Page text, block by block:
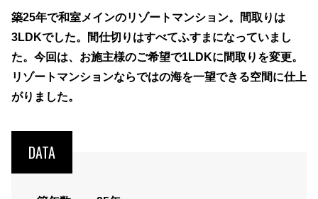
築25年で和室メインのリゾートマンション。間取りは
3LDKでした。間仕切りはすべてふすまになっていまし
た。今回は、お施主様のご希望で1LDKに間取りを変更。
リゾートマンションならではの海を一望できる空間に仕上
がりました。
DATA